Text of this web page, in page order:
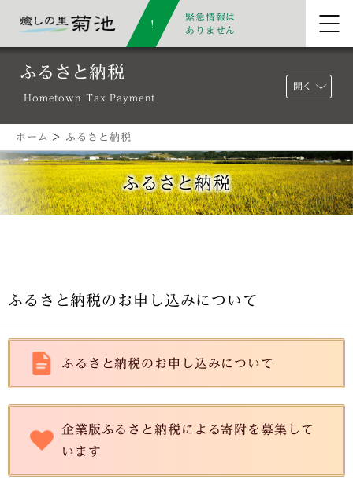
緊急情報は
ありません
ふるさと納税
Hometown Tax Payment
開く
ホーム > ふるさと納税
ふるさと納税
ふるさと納税のお申し込みについて
ふるさと納税のお申し込みについて
企業版ふるさと納税による寄附を募集して
います